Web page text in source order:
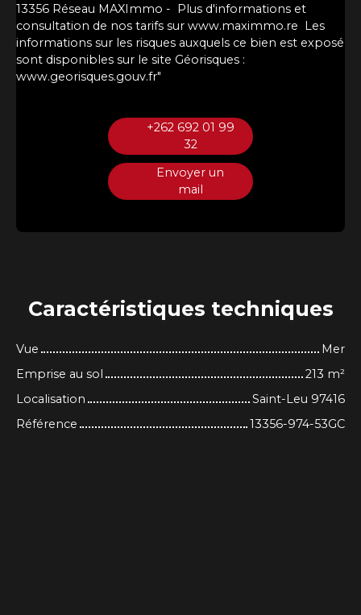
13356 Réseau MAXImmo - Plus d'informations et
consultation de nos tarifs sur www.maximmo.re Les
informations sur les risques auxquels ce bien est exposé
sont disponibles sur le site Géorisques :
www.georisques.gouv.fr"
+262 692 01 99
32
Envoyer un
mail
Caractéristiques techniques
Vue
Mer
Emprise au sol
213 m²
Localisation
Saint-Leu 97416
Référence
13356-974-53GC